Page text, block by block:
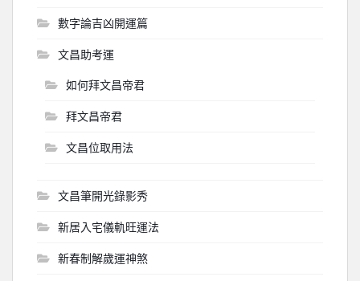
數字論吉凶開運篇
文昌助考運
如何拜文昌帝君
拜文昌帝君
文昌位取用法
文昌筆開光錄影秀
新居入宅儀軌旺運法
新春制解歲運神煞